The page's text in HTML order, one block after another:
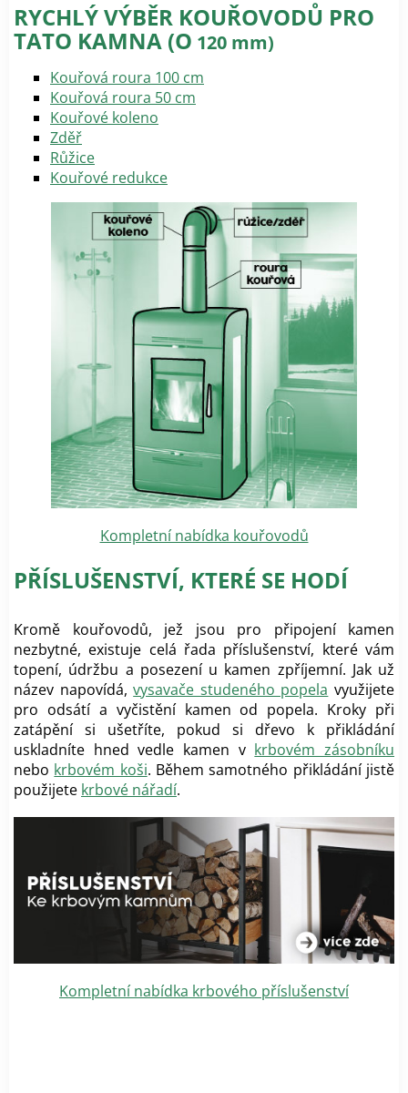
RYCHLÝ VÝBĚR KOUŘOVODŮ PRO
TATO KAMNA (O 120 mm)
Kouřová roura 100 cm
Kouřová roura 50 cm
Kouřové koleno
Zděř
Růžice
Kouřové redukce
Kompletní nabídka kouřovodů
PŘÍSLUŠENSTVÍ, KTERÉ SE HODÍ
Kromě kouřovodů, jež jsou pro připojení kamen
nezbytné, existuje celá řada příslušenství, které vám
topení, údržbu a posezení u kamen zpříjemní. Jak už
název napovídá,vysavače studeného popela využijete
pro odsátí a vyčistění kamen od popela. Kroky při
zatápění si ušetříte, pokud si dřevo k přikládání
uskladníte hned vedle kamen v krbovém zásobníku
nebo krbovém koši. Během samotného přikládání jistě
použijete krbové nářadí.
Kompletní nabídka krbového příslušenství